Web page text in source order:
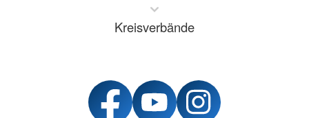
Kreisverbände